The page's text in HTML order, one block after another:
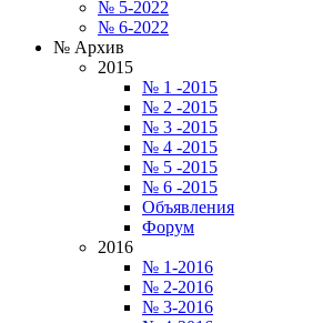
№ 5-2022
№ 6-2022
№ Архив
2015
№ 1 -2015
№ 2 -2015
№ 3 -2015
№ 4 -2015
№ 5 -2015
№ 6 -2015
Объявления
Форум
2016
№ 1-2016
№ 2-2016
№ 3-2016